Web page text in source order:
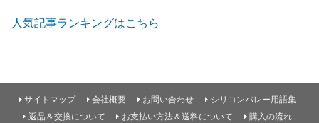
人気記事ランキングはこちら
サイトマップ 会社概要 お問い合わせ
シリコンバレー用語集
返品＆交換について
お支払い方法＆送料について 購入の流れ